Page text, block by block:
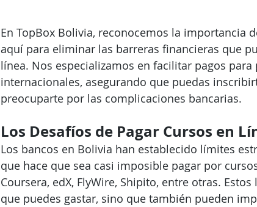
En TopBox Bolivia, reconocemos la importancia
aquí para eliminar las barreras financieras que
línea. Nos especializamos en facilitar pagos
internacionales, asegurando que puedas
preocuparte por las complicaciones bancarias.
Los Desafíos de Pagar Cursos en
Los bancos en Bolivia han establecido límites
que hace que sea casi imposible pagar por
Coursera, edX, FlyWire, Shipito, entre otras.
que puedes gastar, sino que también pueden